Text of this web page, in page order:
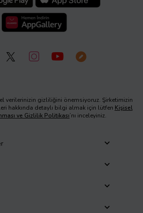
verilerinizin gizliliğini önemsiyoruz. Şirketimizin
hakkında detaylı bilgi almak için lütfen Kişisel
ve Gizlilik Politikası’nı inceleyiniz.